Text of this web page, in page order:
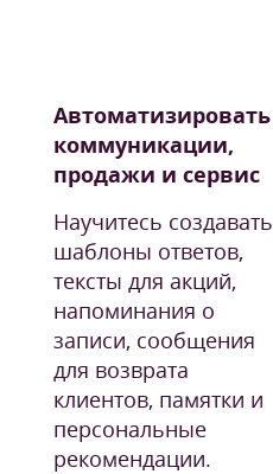
Автоматизировать
коммуникации,
продажи и сервис
Научитесь создавать
шаблоны ответов,
тексты для акций,
напоминания о
записи, сообщения
для возврата
клиентов, памятки и
персональные
рекомендации.